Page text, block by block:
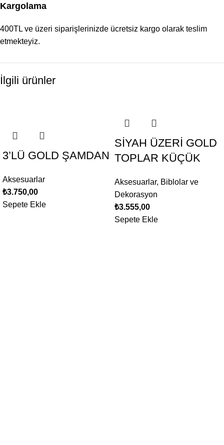
Kargolama
400TL ve üzeri siparişlerinizde ücretsiz kargo olarak teslim
etmekteyiz.
İlgili ürünler
3’LÜ GOLD ŞAMDAN
Aksesuarlar
₺3.750,00
Sepete Ekle
SİYAH ÜZERİ GOLD
TOPLAR KÜÇÜK
Aksesuarlar, Biblolar ve
Dekorasyon
₺3.555,00
Sepete Ekle